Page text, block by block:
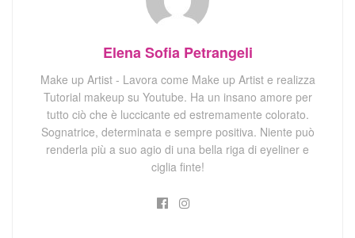
Elena Sofia Petrangeli
Make up Artist - Lavora come Make up Artist e realizza
Tutorial makeup su Youtube. Ha un insano amore per
tutto ciò che è luccicante ed estremamente colorato.
Sognatrice, determinata e sempre positiva. Niente può
renderla più a suo agio di una bella riga di eyeliner e
ciglia finte!